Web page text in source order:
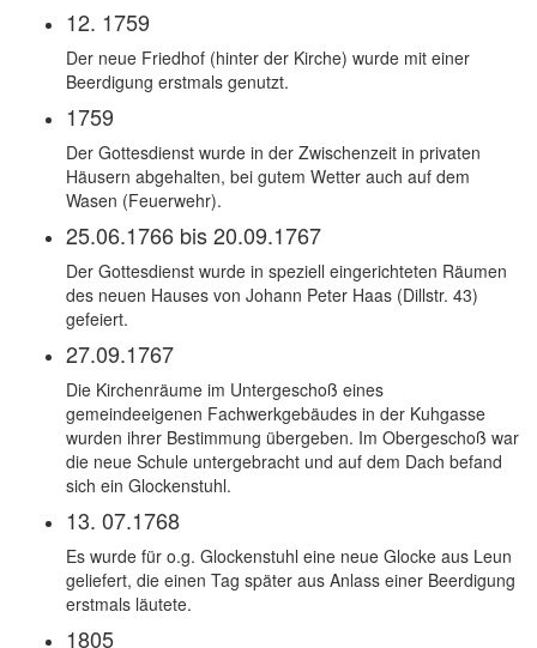
12. 1759
Der neue Friedhof (hinter der Kirche) wurde mit einer
Beerdigung erstmals genutzt.
1759
Der Gottesdienst wurde in der Zwischenzeit in privaten
Häusern abgehalten, bei gutem Wetter auch auf dem
Wasen (Feuerwehr).
25.06.1766 bis 20.09.1767
Der Gottesdienst wurde in speziell eingerichteten Räumen
des neuen Hauses von Johann Peter Haas (Dillstr. 43)
gefeiert.
27.09.1767
Die Kirchenräume im Untergeschoß eines
gemeindeeigenen Fachwerkgebäudes in der Kuhgasse
wurden ihrer Bestimmung übergeben. Im Obergeschoß war
die neue Schule untergebracht und auf dem Dach befand
sich ein Glockenstuhl.
13. 07.1768
Es wurde für o.g. Glockenstuhl eine neue Glocke aus Leun
geliefert, die einen Tag später aus Anlass einer Beerdigung
erstmals läutete.
1805